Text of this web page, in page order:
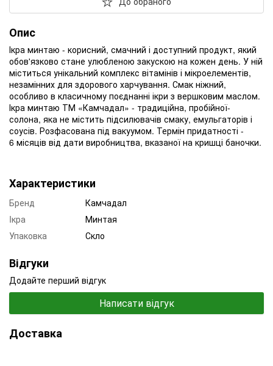
Опис
Ікра минтаю - корисний, смачний і доступний продукт, який
обов'язково стане улюбленою закускою на кожен день. У ній
міститься унікальний комплекс вітамінів і мікроелементів,
незамінних для здорового харчування. Смак ніжний,
особливо в класичному поєднанні ікри з вершковим маслом.
Ікра минтаю ТМ «Камчадал» - традиційна, пробійної-
солона, яка не містить підсилювачів смаку, емульгаторів і
соусів. Розфасована під вакуумом. Термін придатності -
6 місяців від дати виробництва, вказаної на кришці баночки.
Характеристики
Бренд
Камчадал
Iкра
Минтая
Упаковка
Скло
Відгуки
Додайте перший відгук
Написати відгук
Доставка